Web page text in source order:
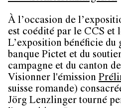
À l’occasion de
est coédité par le CCS et
L’exposition bénéficie du
banque Pictet et du
campagne et du canton
Visionner l'émission
suisse romande)
Jörg Lenzlinger tourné